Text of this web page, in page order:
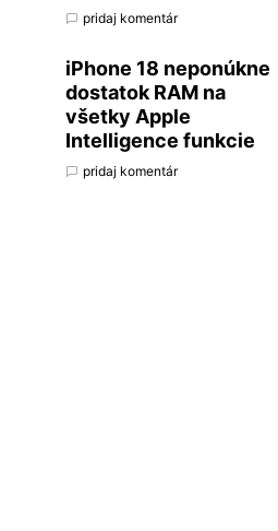
pridaj komentár
iPhone 18 neponúkne
dostatok RAM na
všetky Apple
Intelligence funkcie
pridaj komentár